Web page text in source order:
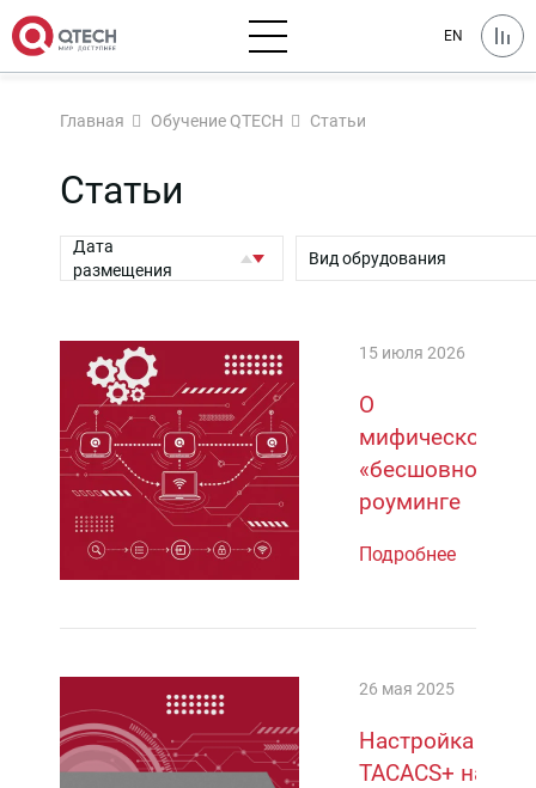
EN
Главная Обучение QTECH Статьи
Статьи
Дата
размещения
Вид обрудования
15 июля 2026
О
мифическом
«бесшовном»
роуминге
Подробнее
26 мая 2025
Настройка
TACACS+ на